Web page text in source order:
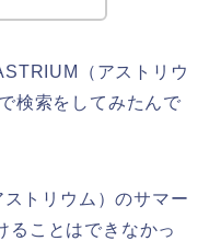
（アストリウ
検索をしてみたんで
トリウム）のサマー
ることはできなかっ